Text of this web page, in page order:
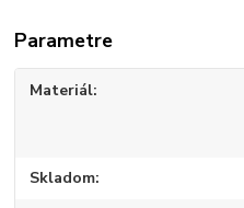
Parametre
Materiál
Skladom